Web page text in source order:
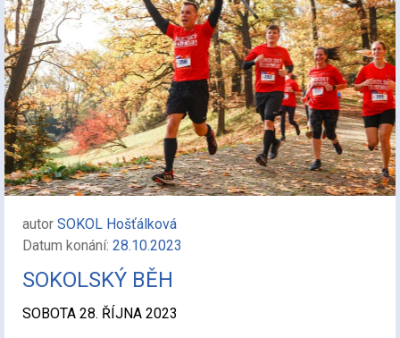
autor SOKOL Hošťálková
Datum konání: 28.10.2023
SOKOLSKÝ BĚH
SOBOTA 28. ŘÍJNA 2023